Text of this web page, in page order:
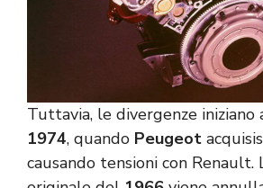
Tuttavia, le divergenze iniziano
1974, quando Peugeot
causando tensioni con Renault.